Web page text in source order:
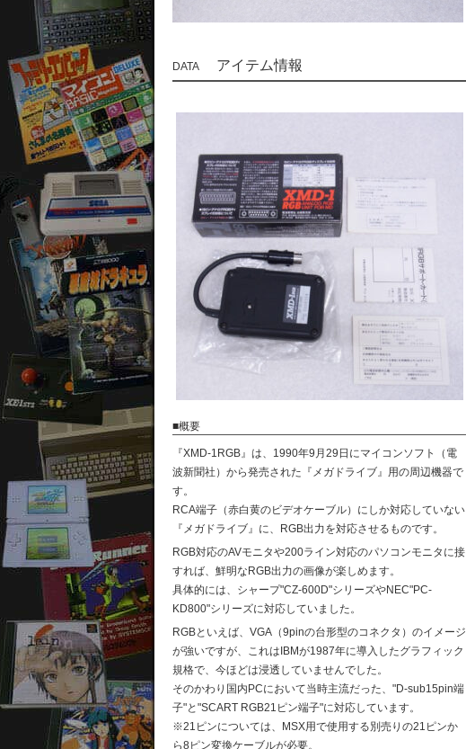
アイテム情報
■概要
『XMD-1RGB』は、1990年9月29日にマイコンソフト（電
波新聞社）から発売された『メガドライブ』用の周辺機器で
す。
RCA端子（赤白黄のビデオケーブル）にしか対応していない
『メガドライブ』に、RGB出力を対応させるものです。
RGB対応のAVモニタや200ライン対応のパソコンモニタに接
すれば、鮮明なRGB出力の画像が楽しめます。
具体的には、シャープ"CZ-600D"シリーズやNEC"PC-
KD800"シリーズに対応していました。
RGBといえば、VGA（9pinの台形型のコネクタ）のイメージ
が強いですが、これはIBMが1987年に導入したグラフィック
規格で、今ほどは浸透していませんでした。
そのかわり国内PCにおいて当時主流だった、"D-sub15pin端
子"と"SCART RGB21ピン端子"に対応しています。
※21ピンについては、MSX用で使用する別売りの21ピンか
ら8ピン変換ケーブルが必要。